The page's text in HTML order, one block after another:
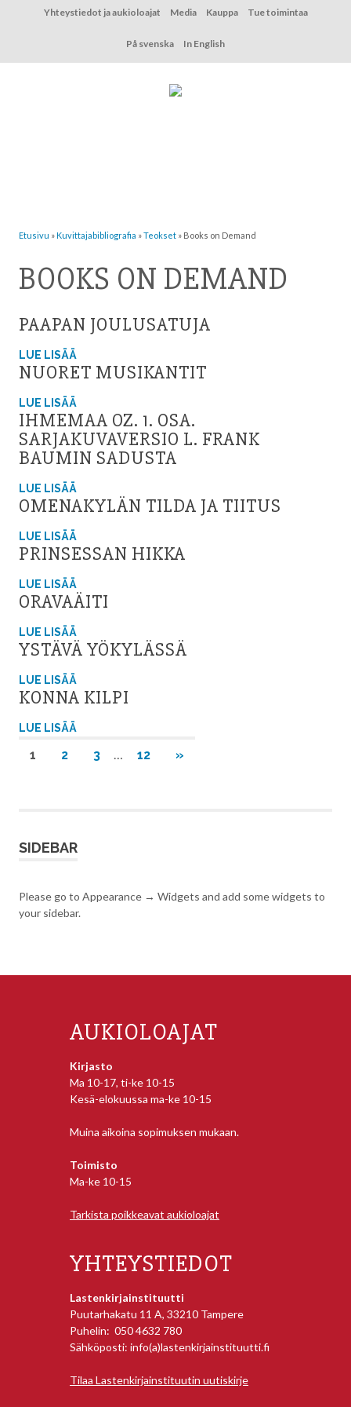
Yhteystiedot ja aukioloajat Media Kauppa Tue toimintaa
På svenska In English
Etusivu »Kuvittaja­bibliografia »Teokset » Books on Demand
BOOKS ON DEMAND
PAAPAN JOULUSATUJA
LUE LISÄÄ
NUORET MUSIKANTIT
LUE LISÄÄ
IHMEMAA OZ. 1. OSA.
SARJAKUVAVERSIO L. FRANK
BAUMIN SADUSTA
LUE LISÄÄ
OMENAKYLÄN TILDA JA TIITUS
LUE LISÄÄ
PRINSESSAN HIKKA
LUE LISÄÄ
ORAVAÄITI
LUE LISÄÄ
YSTÄVÄ YÖKYLÄSSÄ
LUE LISÄÄ
KONNA KILPI
LUE LISÄÄ
1 2 3 … 12
NEXT
»
SIDEBAR
Please go to Appearance → Widgets and add some widgets to
your sidebar.
AUKIOLOAJAT
Kirjasto
Ma 10-17, ti-ke 10-15
Kesä-elokuussa ma-ke 10-15
Muina aikoina sopimuksen mukaan.
Toimisto
Ma-ke 10-15
Tarkista poikkeavat aukioloajat
YHTEYSTIEDOT
Lastenkirjainstituutti
Puutarhakatu 11 A, 33210 Tampere
Puhelin: 050 4632 780
Sähköposti: info(a)lastenkirjainstituutti.fi
Tilaa Lastenkirjainstituutin uutiskirje